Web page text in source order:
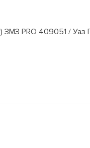
ЗМЗ PRO 409051 /